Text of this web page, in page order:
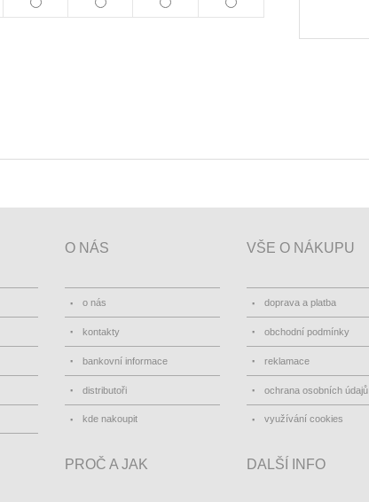
O NÁS
o nás
kontakty
bankovní informace
distributoři
kde nakoupit
VŠE O NÁKUPU
doprava a platba
obchodní podmínky
reklamace
ochrana osobních údajů
využívání cookies
PROČ A JAK DALŠÍ INFO